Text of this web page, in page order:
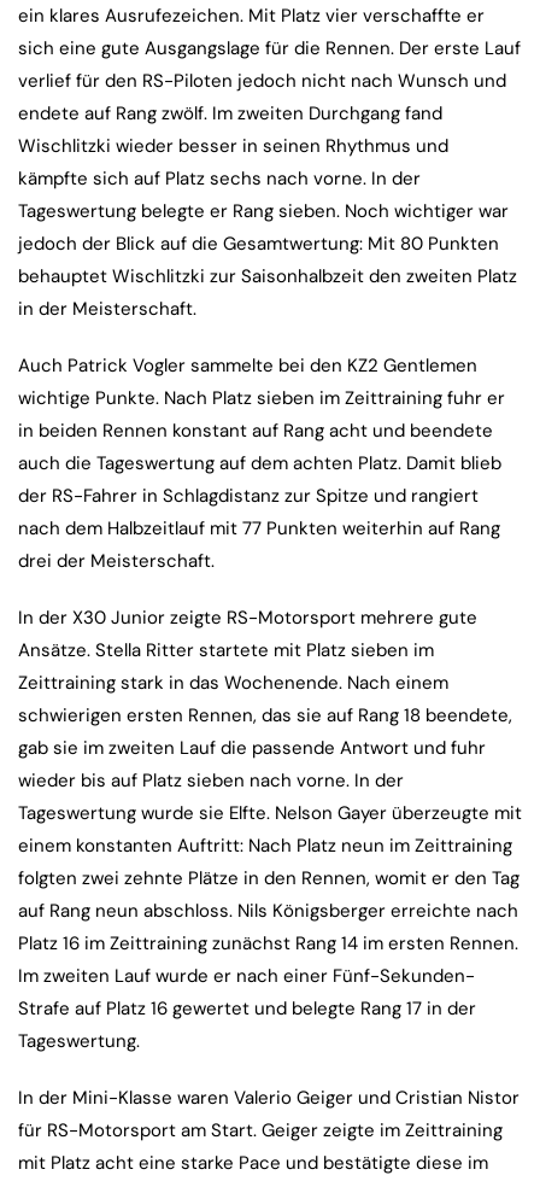
ein klares Ausrufezeichen. Mit Platz vier verschaffte er
sich eine gute Ausgangslage für die Rennen. Der erste Lauf
verlief für den RS-Piloten jedoch nicht nach Wunsch und
endete auf Rang zwölf. Im zweiten Durchgang fand
Wischlitzki wieder besser in seinen Rhythmus und
kämpfte sich auf Platz sechs nach vorne. In der
Tageswertung belegte er Rang sieben. Noch wichtiger war
jedoch der Blick auf die Gesamtwertung: Mit 80 Punkten
behauptet Wischlitzki zur Saisonhalbzeit den zweiten Platz
in der Meisterschaft.
Auch Patrick Vogler sammelte bei den KZ2 Gentlemen
wichtige Punkte. Nach Platz sieben im Zeittraining fuhr er
in beiden Rennen konstant auf Rang acht und beendete
auch die Tageswertung auf dem achten Platz. Damit blieb
der RS-Fahrer in Schlagdistanz zur Spitze und rangiert
nach dem Halbzeitlauf mit 77 Punkten weiterhin auf Rang
drei der Meisterschaft.
In der X30 Junior zeigte RS-Motorsport mehrere gute
Ansätze. Stella Ritter startete mit Platz sieben im
Zeittraining stark in das Wochenende. Nach einem
schwierigen ersten Rennen, das sie auf Rang 18 beendete,
gab sie im zweiten Lauf die passende Antwort und fuhr
wieder bis auf Platz sieben nach vorne. In der
Tageswertung wurde sie Elfte. Nelson Gayer überzeugte mit
einem konstanten Auftritt: Nach Platz neun im Zeittraining
folgten zwei zehnte Plätze in den Rennen, womit er den Tag
auf Rang neun abschloss. Nils Königsberger erreichte nach
Platz 16 im Zeittraining zunächst Rang 14 im ersten Rennen.
Im zweiten Lauf wurde er nach einer Fünf-Sekunden-
Strafe auf Platz 16 gewertet und belegte Rang 17 in der
Tageswertung.
In der Mini-Klasse waren Valerio Geiger und Cristian Nistor
für RS-Motorsport am Start. Geiger zeigte im Zeittraining
mit Platz acht eine starke Pace und bestätigte diese im